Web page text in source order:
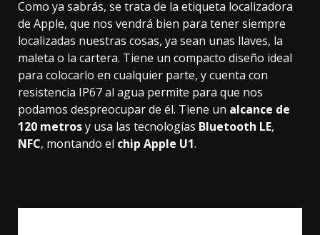
Como ya sabrás, se trata de la etiqueta localizadora
de Apple, que nos vendrá bien para tener siempre
localizadas nuestras cosas, ya sean unas llaves, la
maleta o la cartera. Tiene un compacto diseño ideal
para colocarlo en cualquier parte, y cuenta con
resistencia IP67al agua permite para que nos
podamos despreocupar de él. Tiene un alcance de
120 metrosy usa las tecnologías Bluetooth LE,
NFC, montando el chip Apple U1.